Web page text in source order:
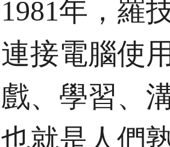
年，羅
接電腦使
、學習、
就是人們